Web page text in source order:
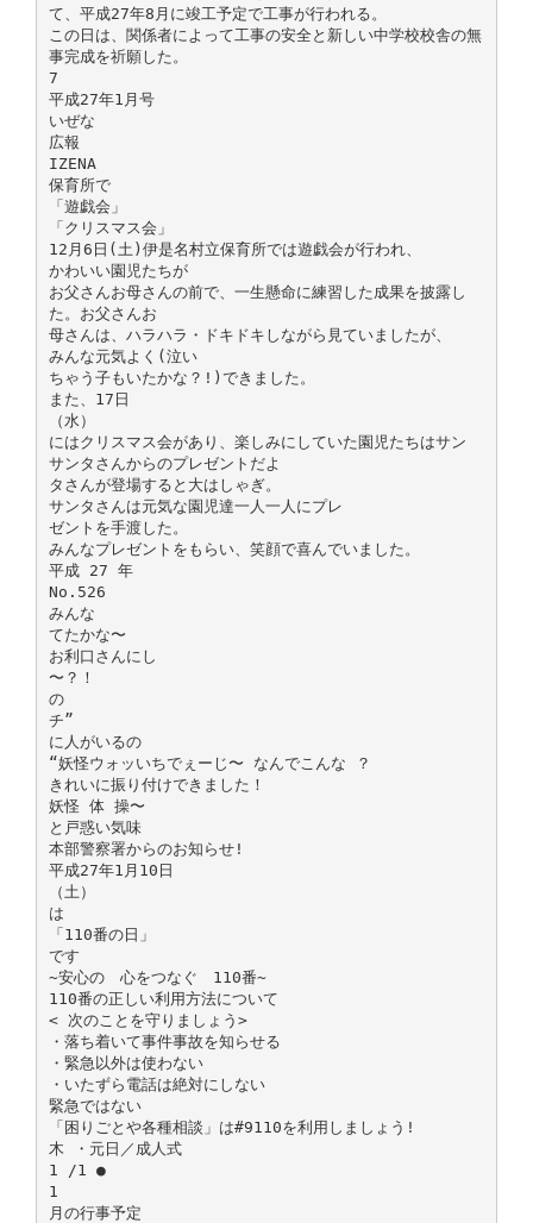
て、平成27年8月に竣工予定で工事が行われる。
この日は、関係者によって工事の安全と新しい中学校校舎の無
事完成を祈願した。
7
平成27年1月号
いぜな
広報
IZENA
保育所で
「遊戯会」
「クリスマス会」
12月6日(土)伊是名村立保育所では遊戯会が行われ、
かわいい園児たちが
お父さんお母さんの前で、一生懸命に練習した成果を披露し
た。お父さんお
母さんは、ハラハラ・ドキドキしながら見ていましたが、
みんな元気よく(泣い
ちゃう子もいたかな？!)できました。
また、17日
（水）
にはクリスマス会があり、楽しみにしていた園児たちはサン
サンタさんからのプレゼントだよ
タさんが登場すると大はしゃぎ。
サンタさんは元気な園児達一人一人にプレ
ゼントを手渡した。
みんなプレゼントをもらい、笑顔で喜んでいました。
平成 27 年
No.526
みんな
てたかな〜
お利口さんにし
〜？！
の
チ”
に人がいるの
“妖怪ウォッいちでぇーじ〜 なんでこんな ？
きれいに振り付けできました！
妖怪 体 操〜
と戸惑い気味
本部警察署からのお知らせ!
平成27年1月10日
（土）
は
「110番の日」
です
~安心の 心をつなぐ 110番~
110番の正しい利用方法について
< 次のことを守りましょう>
・落ち着いて事件事故を知らせる
・緊急以外は使わない
・いたずら電話は絶対にしない
緊急ではない
「困りごとや各種相談」は#9110を利用しましょう!
木 ・元日／成人式
1 /1 ●
1
月の行事予定